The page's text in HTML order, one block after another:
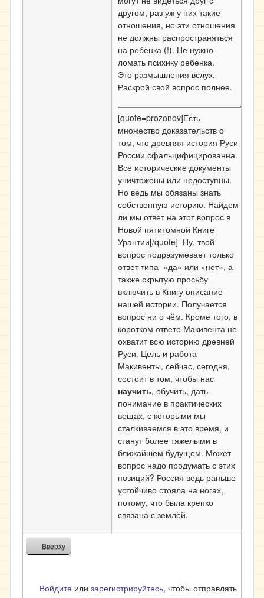
другом, раз уж у них такие
отношения, но эти отношения
не должны распространяться
на ребёнка (!). Не нужно
ломать психику ребенка.
Это размышления вслух.
Раскрой свой вопрос полнее.
[quote=prozonov]Есть
множество доказательств о
том, что древняя история Руси-
России сфальцифицированна.
Все исторические документы
уничтожены или недоступны.
Но ведь мы обязаны знать
собственную историю. Найдем
ли мы ответ на этот вопрос в
Новой пятитомной Книге
Урантии[/quote] Ну, твой
вопрос подразумевает только
ответ типа «да» или «нет», а
также скрытую просьбу
включить в Книгу описание
нашей истории. Получается
вопрос ни о чём. Кроме того, в
коротком ответе Макивента не
охватит всю историю древней
Руси. Цель и работа
Макивенты, сейчас, сегодня,
состоит в том, чтобы нас
научить, обучить, дать
понимание в практических
вещах, с которыми мы
сталкиваемся в это время, и
станут более тяжелыми в
ближайшем будущем. Может
вопрос надо продумать с этих
позиций? Россия ведь раньше
устойчиво стояла на ногах,
потому, что была крепко
связана с землёй.
Вверху
Войдите или зарегистрируйтесь, чтобы отправлять